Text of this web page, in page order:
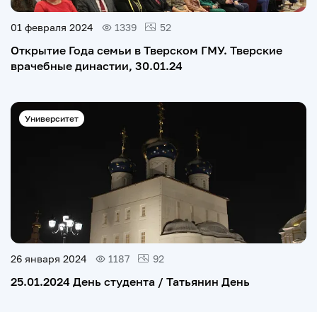
01 февраля 2024 1339 52
Открытие Года семьи в Тверском ГМУ. Тверские
врачебные династии, 30.01.24
Университет
26 января 2024 1187 92
25.01.2024 День студента / Татьянин День